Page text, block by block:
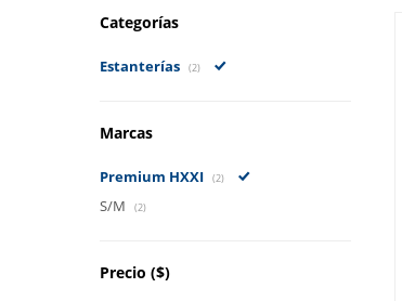
Categorías
Estanterías (2)
Marcas
Premium HXXI (2)
S/M (2)
Precio ($)